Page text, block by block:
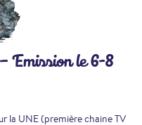
Emission le 6-8
la UNE (première chaine TV